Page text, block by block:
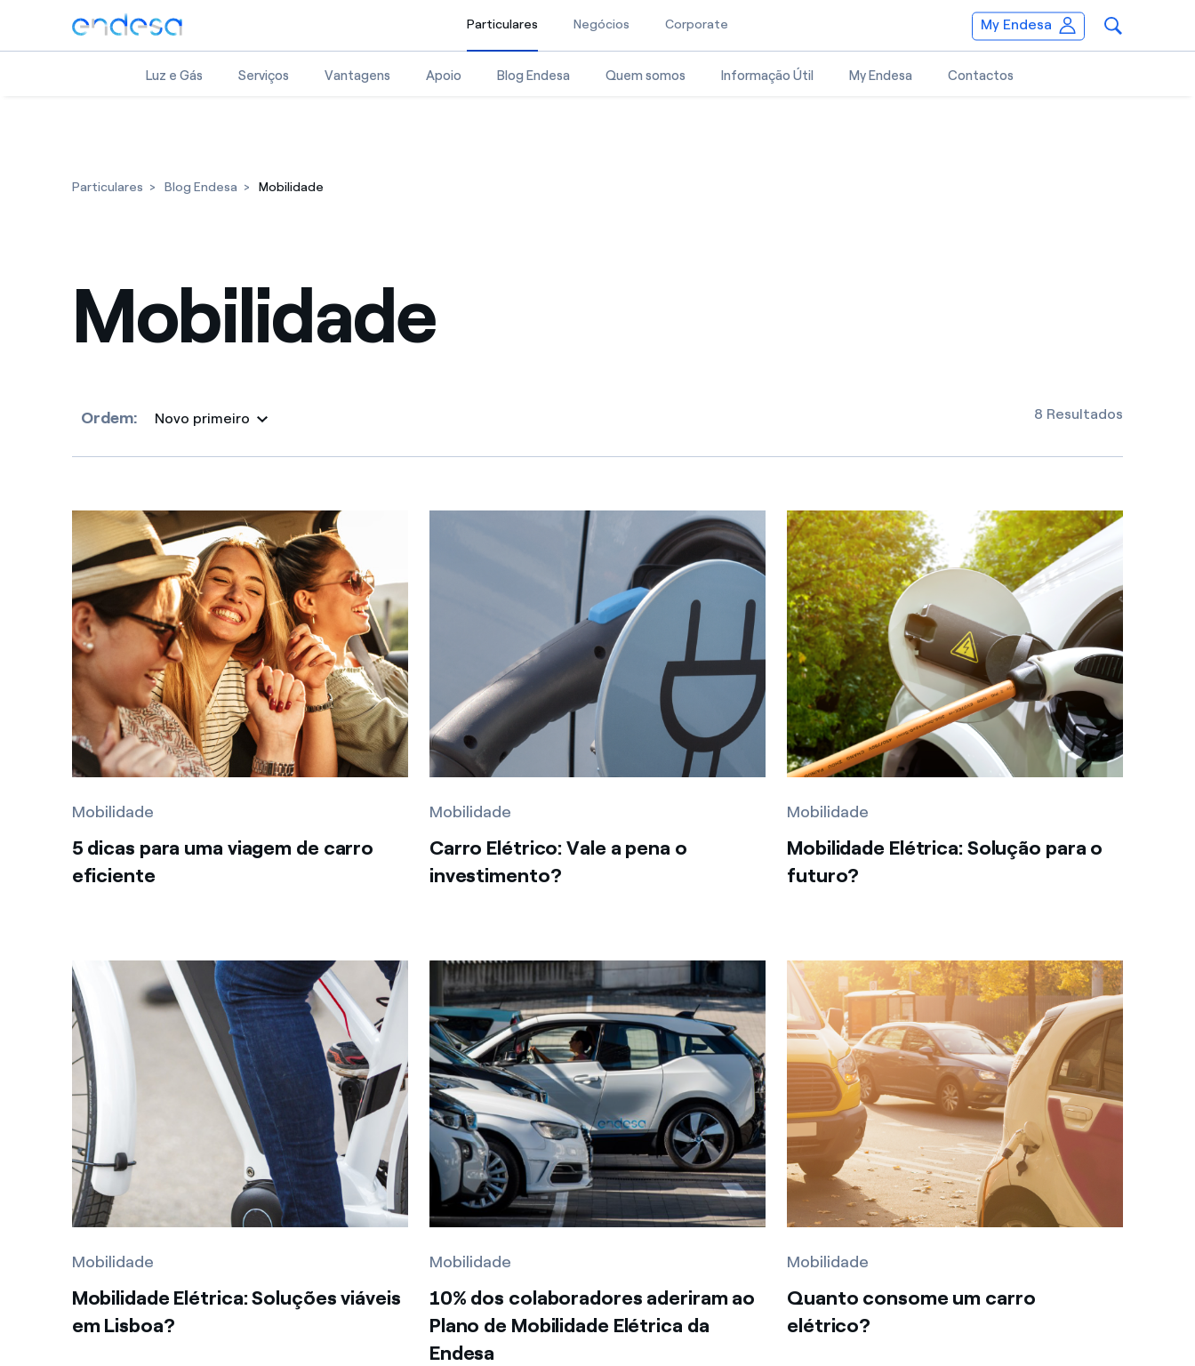
Particulares Selected item
Negócios Corporate My Endesa
Luz e Gás Serviços Vantagens Apoio Blog Endesa Quem somos Informação Útil My Endesa Contactos
Particulares Blog Endesa Mobilidade
Mobilidade
Ordem: Novo primeiro 8 Resultados
Mobilidade
5 dicas para uma viagem de carro
eficiente
Mobilidade
Carro Elétrico: Vale a pena o
investimento?
Mobilidade
Mobilidade Elétrica: Solução para o
futuro?
Mobilidade
Mobilidade Elétrica: Soluções viáveis
em Lisboa?
Mobilidade
10% dos colaboradores aderiram ao
Plano de Mobilidade Elétrica da
Endesa
Mobilidade
Quanto consome um carro
elétrico?